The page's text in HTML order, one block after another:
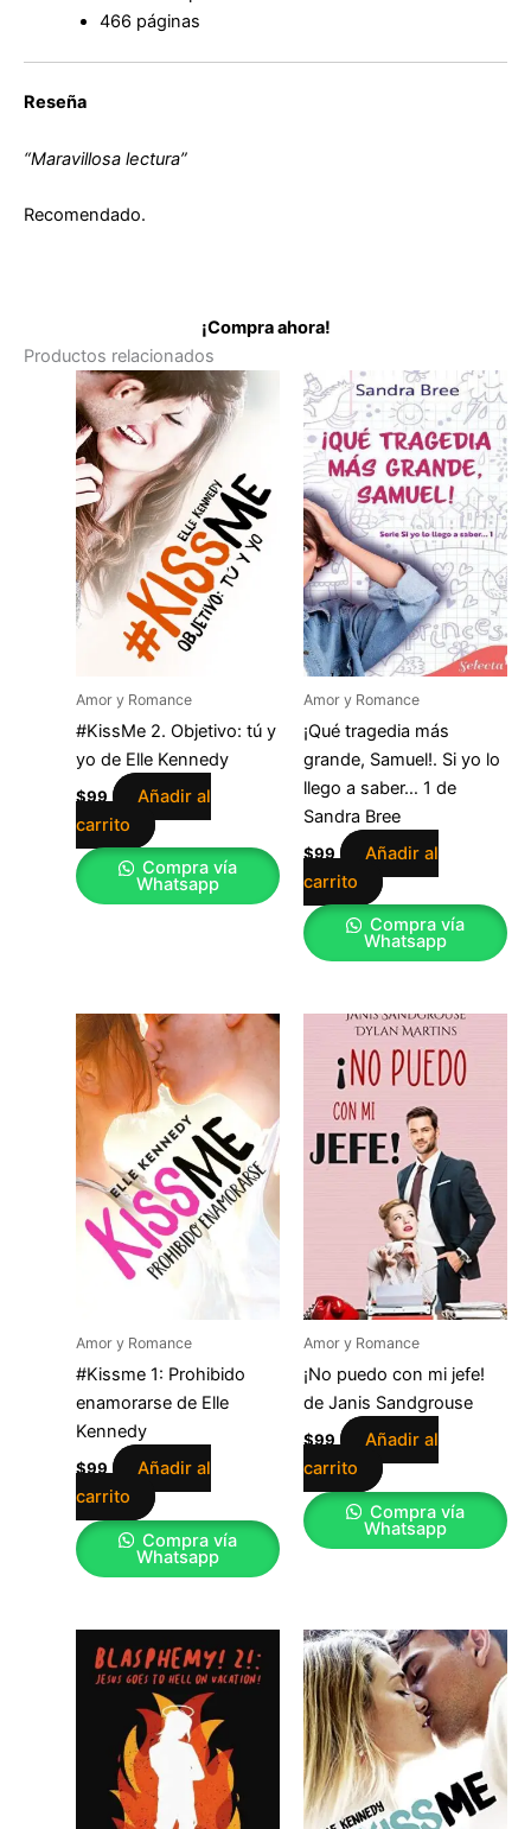
466 páginas
Reseña
“Maravillosa lectura”
Recomendado.
¡Compra ahora!
Productos relacionados
Amor y Romance
#KissMe 2. Objetivo: tú y
yo de Elle Kennedy
$99
Añadir al
carrito
Compra vía
Whatsapp
Amor y Romance
¡Qué tragedia más
grande, Samuel!. Si yo lo
llego a saber… 1 de
Sandra Bree
$99
Añadir al
carrito
Compra vía
Whatsapp
Amor y Romance
#Kissme 1: Prohibido
enamorarse de Elle
Kennedy
$99
Añadir al
carrito
Compra vía
Whatsapp
Amor y Romance
¡No puedo con mi jefe!
de Janis Sandgrouse
$99
Añadir al
carrito
Compra vía
Whatsapp